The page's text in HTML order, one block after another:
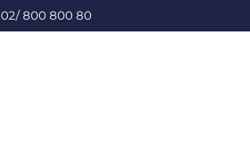
02/ 800 800 80